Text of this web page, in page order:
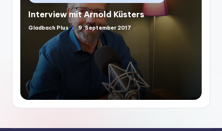
in
Interview mit Arnold Küsters
Posted
Gladbach Plus 9. September 2017